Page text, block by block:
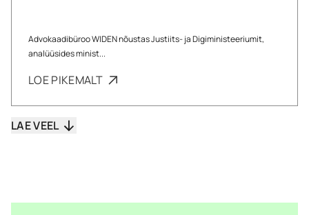
Advokaadibüroo WIDEN nõustas Justiits- ja Digiministeeriumit,
analüüsides minist...
LOE PIKEMALT
LAE VEEL